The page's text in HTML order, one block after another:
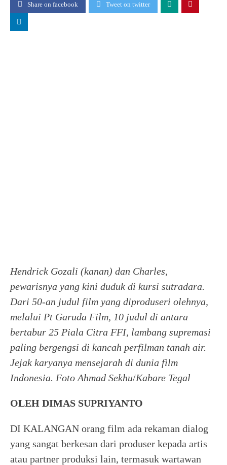
Share on facebook Tweet on twitter
Hendrick Gozali (kanan) dan Charles,
pewarisnya yang kini duduk di kursi sutradara.
Dari 50-an judul film yang diproduseri olehnya,
melalui Pt Garuda Film, 10 judul di antara
bertabur 25 Piala Citra FFI, lambang supremasi
paling bergengsi di kancah perfilman tanah air.
Jejak karyanya mensejarah di dunia film
Indonesia. Foto Ahmad Sekhu/Kabare Tegal
OLEH DIMAS SUPRIYANTO
DI KALANGAN orang film ada rekaman dialog
yang sangat berkesan dari produser kepada artis
atau partner produksi lain, termasuk wartawan